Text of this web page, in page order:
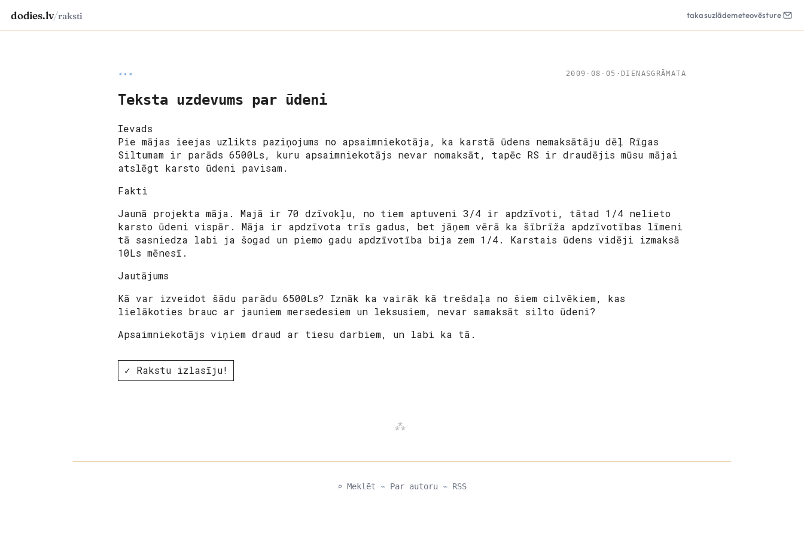
dodies.lv/raksti takasuzlādemeteovēsture
◂◂◂ 2009-08-05 · DIENASGRĀMATA
Teksta uzdevums par ūdeni
Ievads
Pie mājas ieejas uzlikts paziņojums no apsaimniekotāja, ka karstā ūdens nemaksātāju dēļ Rīgas
Siltumam ir parāds 6500Ls, kuru apsaimniekotājs nevar nomaksāt, tapēc RS ir draudējis mūsu mājai
atslēgt karsto ūdeni pavisam.
Fakti
Jaunā projekta māja. Majā ir 70 dzīvokļu, no tiem aptuveni 3/4 ir apdzīvoti, tātad 1/4 nelieto
karsto ūdeni vispār. Māja ir apdzīvota trīs gadus, bet jāņem vērā ka šībrīža apdzīvotības līmeni
tā sasniedza labi ja šogad un piemo gadu apdzīvotība bija zem 1/4. Karstais ūdens vidēji izmaksā
10Ls mēnesī.
Jautājums
Kā var izveidot šādu parādu 6500Ls? Iznāk ka vairāk kā trešdaļa no šiem cilvēkiem, kas
lielākoties brauc ar jauniem mersedesiem un leksusiem, nevar samaksāt silto ūdeni?
Apsaimniekotājs viņiem draud ar tiesu darbiem, un labi ka tā.
✓ Rakstu izlasīju!
⌕ Meklēt ⌁ Par autoru ⌁ RSS